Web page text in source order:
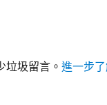
垃圾留言。進一步